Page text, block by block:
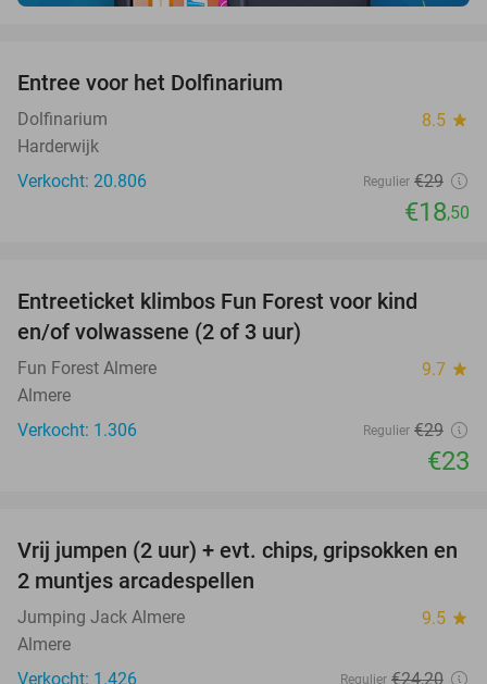
Entree voor het Dolfinarium
Dolfinarium 8.5 star
Harderwijk
Verkocht: 20.806
Regulier €29
€18,50
Entreeticket klimbos Fun Forest voor kind
en/of volwassene (2 of 3 uur)
Fun Forest Almere 9.7 star
Almere
Verkocht: 1.306
Regulier €29
€23
38%
Vrij jumpen (2 uur) + evt. chips, gripsokken en
2 muntjes arcadespellen
Jumping Jack Almere 9.5 star
Almere
Verkocht: 1.426
Regulier €24,20